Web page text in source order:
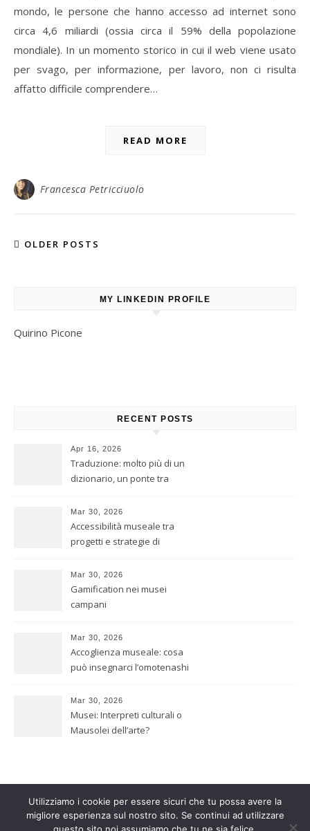
mondo, le persone che hanno accesso ad internet sono
circa 4,6 miliardi (ossia circa il 59% della popolazione
mondiale). In un momento storico in cui il web viene usato
per svago, per informazione, per lavoro, non ci risulta
affatto difficile comprendere…
READ MORE
Francesca Petricciuolo
OLDER POSTS
MY LINKEDIN PROFILE
Quirino Picone
RECENT POSTS
Apr 16, 2026
Traduzione: molto più di un
dizionario, un ponte tra
Mar 30, 2026
Accessibilità museale tra
progetti e strategie di
Mar 30, 2026
Gamification nei musei
campani
Mar 30, 2026
Accoglienza museale: cosa
può insegnarci l’omotenashi
Mar 30, 2026
Musei: Interpreti culturali o
Mausolei dell’arte?
Utilizziamo i cookie per essere sicuri che tu possa avere la
migliore esperienza sul nostro sito. Se continui ad utilizzare